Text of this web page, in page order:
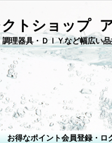
クトショップ
理器具・ＤＩＹなど幅広い
お得なポイント会員登録・ロ